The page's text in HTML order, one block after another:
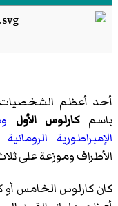
أحد أعظم الشخصيات
باسمكارلوس الأول
الإمبراطورية
الأطراف وموزعة على
كان كارلوس الخامس